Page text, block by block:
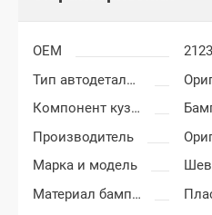
OEM
Тип автодеталей
Компонент кузова
Производитель
Марка и модель
Материал бампера